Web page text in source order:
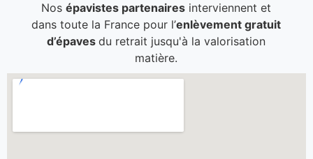
Nosépavistes partenaires interviennent et
dans toute la France pour l’enlèvement gratuit
d’épavesdu retrait jusqu'à la valorisation
matière.